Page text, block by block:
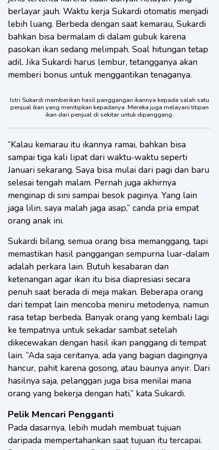
berlayar jauh. Waktu kerja Sukardi otomatis menjadi
lebih luang. Berbeda dengan saat kemarau, Sukardi
bahkan bisa bermalam di dalam gubuk karena
pasokan ikan sedang melimpah. Soal hitungan tetap
adil. Jika Sukardi harus lembur, tetangganya akan
memberi bonus untuk menggantikan tenaganya.
Istri Sukardi memberikan hasil panggangan ikannya kepada salah satu
penjual ikan yang menitipkan kepadanya. Mereka juga melayani titipan
ikan dari penjual di sekitar untuk dipanggang.
“Kalau kemarau itu ikannya ramai, bahkan bisa
sampai tiga kali lipat dari waktu-waktu seperti
Januari sekarang. Saya bisa mulai dari pagi dan baru
selesai tengah malam. Pernah juga akhirnya
menginap di sini sampai besok paginya. Yang lain
jaga lilin, saya malah jaga asap,” canda pria empat
orang anak ini.
Sukardi bilang, semua orang bisa memanggang, tapi
memastikan hasil panggangan sempurna luar-dalam
adalah perkara lain. Butuh kesabaran dan
ketenangan agar ikan itu bisa diapresiasi secara
penuh saat berada di meja makan. Beberapa orang
dari tempat lain mencoba meniru metodenya, namun
rasa tetap berbeda. Banyak orang yang kembali lagi
ke tempatnya untuk sekadar sambat setelah
dikecewakan dengan hasil ikan panggang di tempat
lain. ”Ada saja ceritanya, ada yang bagian dagingnya
hancur, pahit karena gosong, atau baunya anyir. Dari
hasilnya saja, pelanggan juga bisa menilai mana
orang yang bekerja dengan hati,” kata Sukardi.
Pelik Mencari Pengganti
Pada dasarnya, lebih mudah membuat tujuan
daripada mempertahankan saat tujuan itu tercapai.